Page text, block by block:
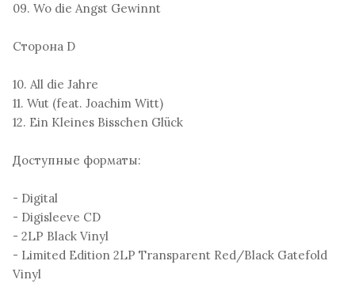
09. Wo die Angst Gewinnt
Сторона D
10. All die Jahre
11. Wut (feat. Joachim Witt)
12. Ein Kleines Bisschen Glück
Доступные форматы:
- Digital
- Digisleeve CD
- 2LP Black Vinyl
- Limited Edition 2LP Transparent Red/Black Gatefold
Vinyl